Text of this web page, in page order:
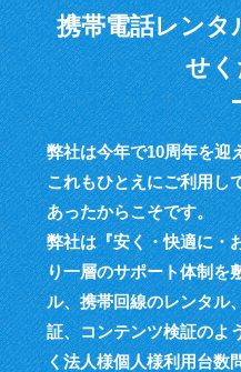
携帯電話レンタ
せ
弊社は今年で10周年を迎
これもひとえにご利用し
あったからこそです。
弊社は『安く・快適に・
り一層のサポート体制を
ル、携帯回線のレンタル
証、コンテンツ検証のよ
く法人様個人様利用台数